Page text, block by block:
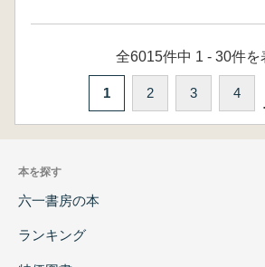
全6015件中 1 - 30件を
1 2 3 4
本を探す
六一書房の本
ランキング